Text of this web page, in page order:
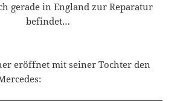
gerade in England zur Reparatur
befindet…
eröffnet mit seiner Tochter den